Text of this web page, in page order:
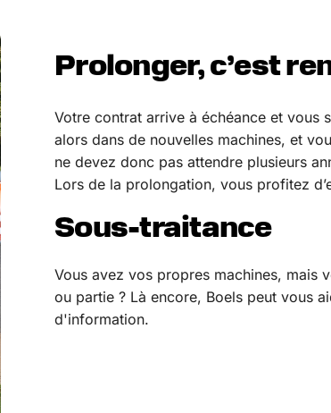
Prolonger, c’est
Votre contrat arrive à échéance et vous
alors dans de nouvelles machines, et
ne devez donc pas attendre plusieurs
Lors de la prolongation, vous profitez
Sous-traitance
Vous avez vos propres machines, mais
ou partie ? Là encore, Boels peut vous
d'information.